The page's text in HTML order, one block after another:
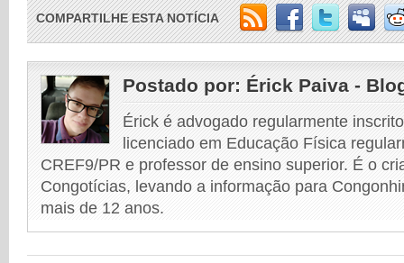
COMPARTILHE ESTA NOTÍCIA
Postado por: Érick Paiva -
Érick é advogado regularmente
licenciado em Educação Física
CREF9/PR e professor de ensino superior. É o
Congotícias, levando a informação para
mais de 12 anos.